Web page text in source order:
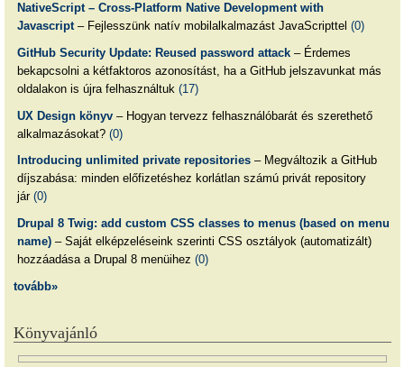
NativeScript – Cross-Platform Native Development with
Javascript– Fejlesszünk natív mobilalkalmazást JavaScripttel (0)
GitHub Security Update: Reused password attack– Érdemes
bekapcsolni a kétfaktoros azonosítást, ha a GitHub jelszavunkat más
oldalakon is újra felhasználtuk (17)
UX Design könyv– Hogyan tervezz felhasználóbarát és szerethető
alkalmazásokat? (0)
Introducing unlimited private repositories– Megváltozik a GitHub
díjszabása: minden előfizetéshez korlátlan számú privát repository
jár (0)
Drupal 8 Twig: add custom CSS classes to menus (based on menu
name)– Saját elképzeléseink szerinti CSS osztályok (automatizált)
hozzáadása a Drupal 8 menüihez (0)
tovább»
Könyvajánló